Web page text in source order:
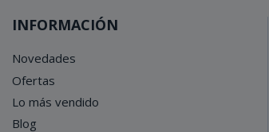
INFORMACIÓN
Novedades
Ofertas
Lo más vendido
Blog